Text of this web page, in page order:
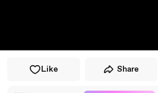
Like Share